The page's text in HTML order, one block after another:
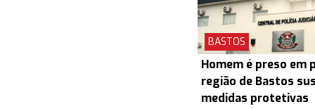
BASTOS
Homem é preso em
região de Bastos
medidas protetivas